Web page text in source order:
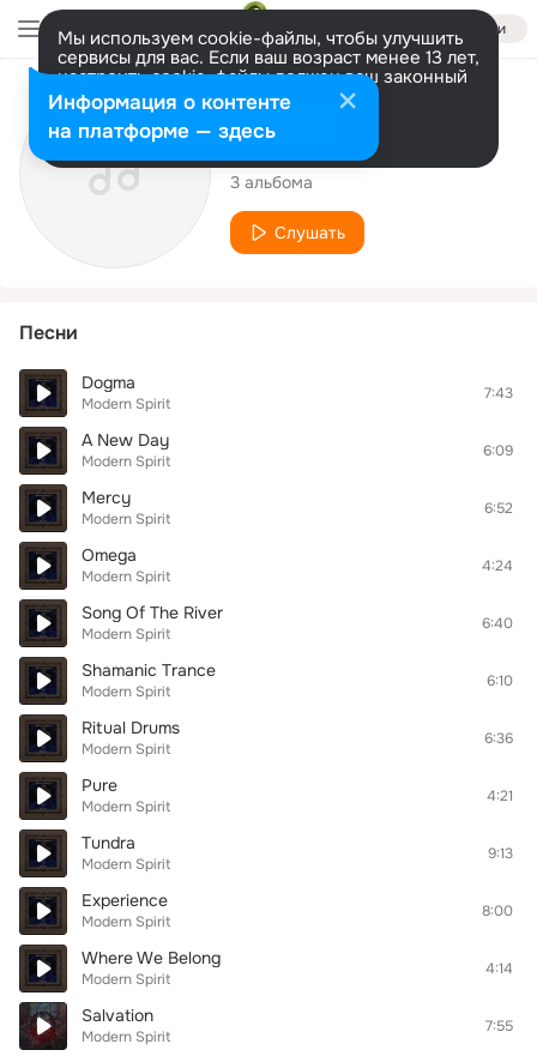
Войти
Мы используем cookie-файлы, чтобы улучшить
сервисы для вас. Если ваш возраст менее 13 лет,
настроить cookie-файлы должен ваш законный
представитель. Больше информации
Разрешить все Настроить
Исполнитель
Modern Spirit
3 альбома
Слушать
Песни
Dogma
Modern Spirit
7:43
A New Day
Modern Spirit
6:09
Mercy
Modern Spirit
6:52
Omega
Modern Spirit
4:24
Song Of The River
Modern Spirit
6:40
Shamanic Trance
Modern Spirit
6:10
Ritual Drums
Modern Spirit
6:36
Pure
Modern Spirit
4:21
Tundra
Modern Spirit
9:13
Experience
Modern Spirit
8:00
Where We Belong
Modern Spirit
4:14
Salvation
Modern Spirit
7:55
Информация о контенте
на платформе — здесь